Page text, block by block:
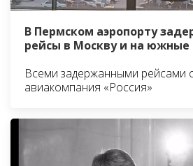
В Пермском аэропорту
рейсы в Москву и на южные
Всеми задержанными рейсами
авиакомпания «Россия»